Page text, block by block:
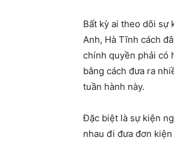
Bất kỳ ai theo dõi sự
Anh, Hà Tĩnh cách
chính quyền phải có
bằng cách đưa ra
tuần hành này.
Đặc biệt là sự kiện
nhau đi đưa đơn